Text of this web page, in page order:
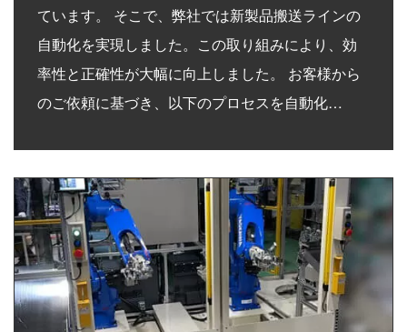
ています。 そこで、弊社では新製品搬送ラインの
自動化を実現しました。この取り組みにより、効
率性と正確性が大幅に向上しました。 お客様から
のご依頼に基づき、以下のプロセスを自動化…